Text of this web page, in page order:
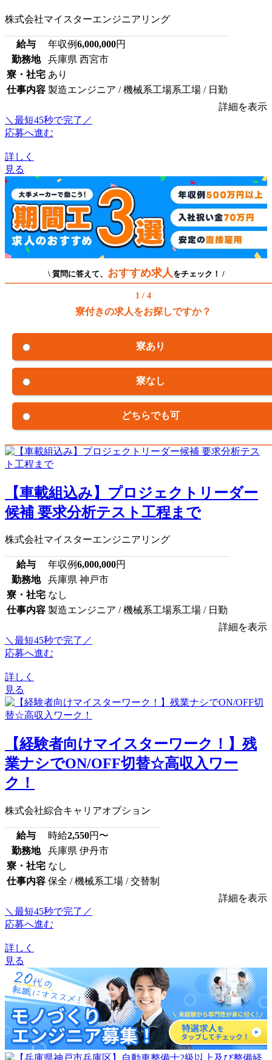
株式会社マイスターエンジニアリング
給与 年収例6,000,000円
勤務地
兵庫県 西宮市
寮・社宅 あり
仕事内容 製造エンジニア / 機械系工場系工場 / 日勤
詳細を表示
＼最短45秒で完了／
応募へ進む
詳しく
見る
\ 質問に答えて、 おすすめ求人 をチェック！ /
1 / 4
寮付きの求人をお探しですか？
寮あり
寮なし
どちらでも可
【車載組込み】プロジェクトリーダー
候補 要求分析テスト工程まで
株式会社マイスターエンジニアリング
給与 年収例6,000,000円
勤務地
兵庫県 神戸市
寮・社宅 なし
仕事内容 製造エンジニア / 機械系工場系工場 / 日勤
詳細を表示
＼最短45秒で完了／
応募へ進む
詳しく
見る
【経験者向けマイスターワーク！】残
業ナシでON/OFF切替☆高収入ワー
ク！
株式会社綜合キャリアオプション
給与 時給2,550円〜
勤務地
兵庫県 伊丹市
寮・社宅 なし
仕事内容 保全 / 機械系工場 / 交替制
詳細を表示
＼最短45秒で完了／
応募へ進む
詳しく
見る